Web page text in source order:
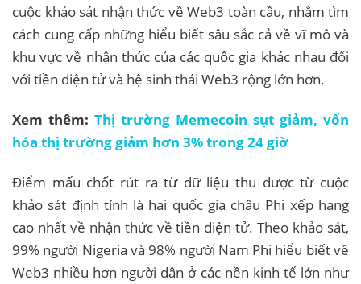
cuộc khảo sát nhận thức về Web3 toàn cầu, nhằm tìm
cách cung cấp những hiểu biết sâu sắc cả về vĩ mô và
khu vực về nhận thức của các quốc gia khác nhau đối
với tiền điện tử và hệ sinh thái Web3 rộng lớn hơn.
Xem thêm: Thị trường Memecoin sụt giảm, vốn
hóa thị trường giảm hơn 3% trong 24 giờ
Điểm mấu chốt rút ra từ dữ liệu thu được từ cuộc
khảo sát định tính là hai quốc gia châu Phi xếp hạng
cao nhất về nhận thức về tiền điện tử. Theo khảo sát,
99% người Nigeria và 98% người Nam Phi hiểu biết về
Web3 nhiều hơn người dân ở các nền kinh tế lớn như